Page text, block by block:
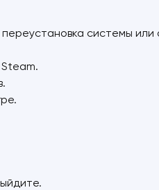
системы